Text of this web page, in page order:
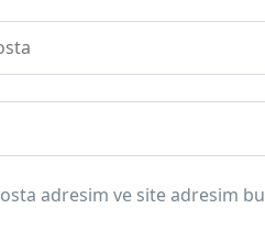
adresim ve site adresim bu